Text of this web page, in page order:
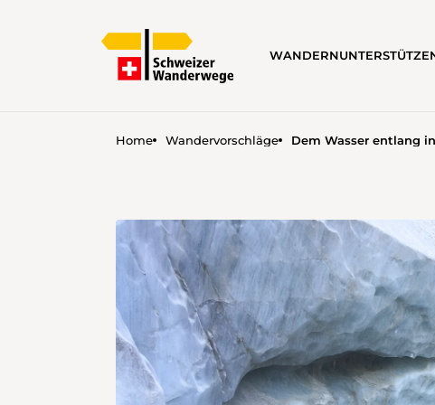
WANDERN
Home Wandervorschläge Dem Wasser entlang